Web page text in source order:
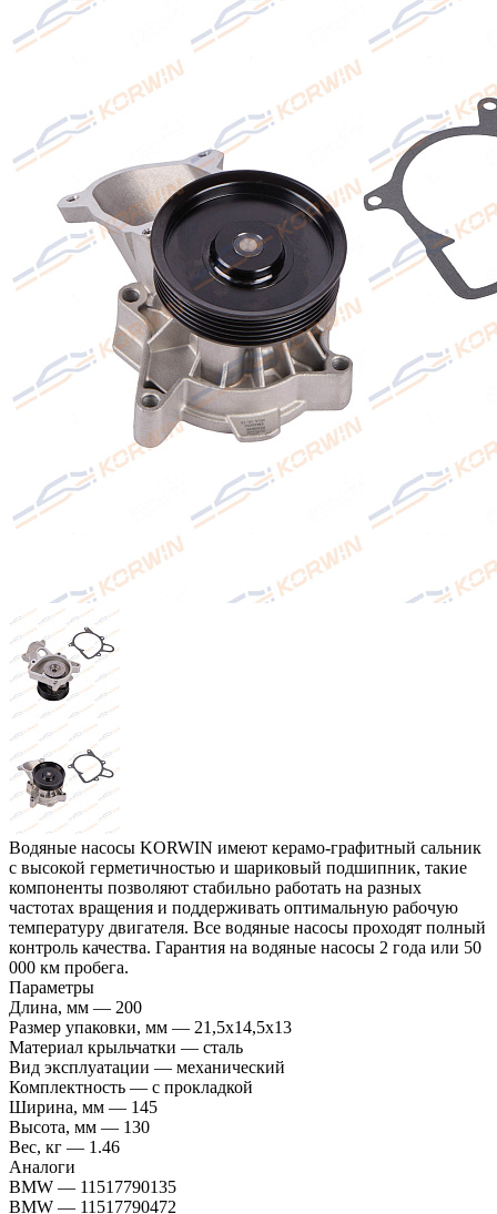
Водяные насосы KORWIN имеют керамо-графитный сальник
с высокой герметичностью и шариковый подшипник, такие
компоненты позволяют стабильно работать на разных
частотах вращения и поддерживать оптимальную рабочую
температуру двигателя. Все водяные насосы проходят полный
контроль качества. Гарантия на водяные насосы 2 года или 50
000 км пробега.
Параметры
Длина, мм — 200
Размер упаковки, мм — 21,5x14,5x13
Материал крыльчатки — сталь
Вид эксплуатации — механический
Комплектность — с прокладкой
Ширина, мм — 145
Высота, мм — 130
Вес, кг — 1.46
Аналоги
BMW — 11517790135
BMW — 11517790472